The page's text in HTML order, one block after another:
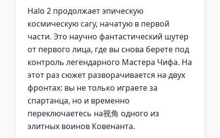
Halo 2 продолжает эпическую
космическую сагу, начатую в первой
части. Это научно фантастический шутер
от первого лица, где вы снова берете под
контроль легендарного Мастера Чифа. На
этот раз сюжет разворачивается на двух
фронтах: вы не только играете за
спартанца, но и временно
переключаетесь на视角 одного из
элитных воинов Ковенанта.